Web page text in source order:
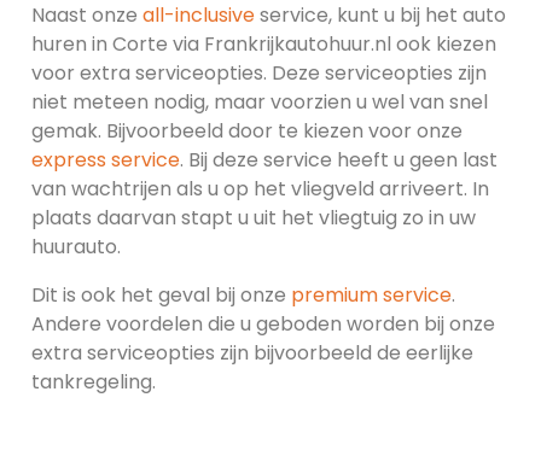
Naast onze all-inclusiveservice, kunt u bij het auto
huren in Corte via Frankrijkautohuur.nl ook kiezen
voor extra serviceopties. Deze serviceopties zijn
niet meteen nodig, maar voorzien u wel van snel
gemak. Bijvoorbeeld door te kiezen voor onze
express service. Bij deze service heeft u geen last
van wachtrijen als u op het vliegveld arriveert. In
plaats daarvan stapt u uit het vliegtuig zo in uw
huurauto.
Dit is ook het geval bij onze premium service.
Andere voordelen die u geboden worden bij onze
extra serviceopties zijn bijvoorbeeld de eerlijke
tankregeling.